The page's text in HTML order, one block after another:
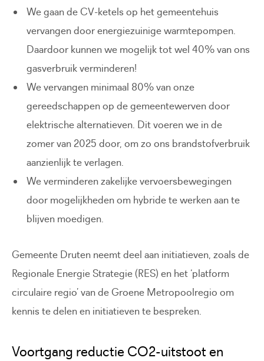
We gaan de CV-ketels op het gemeentehuis
vervangen door energiezuinige warmtepompen.
Daardoor kunnen we mogelijk tot wel 40% van ons
gasverbruik verminderen!
We vervangen minimaal 80% van onze
gereedschappen op de gemeentewerven door
elektrische alternatieven. Dit voeren we in de
zomer van 2025 door, om zo ons brandstofverbruik
aanzienlijk te verlagen.
We verminderen zakelijke vervoersbewegingen
door mogelijkheden om hybride te werken aan te
blijven moedigen.
Gemeente Druten neemt deel aan initiatieven, zoals de
Regionale Energie Strategie (RES) en het ‘platform
circulaire regio’ van de Groene Metropoolregio om
kennis te delen en initiatieven te bespreken.
Voortgang reductie CO2-uitstoot en